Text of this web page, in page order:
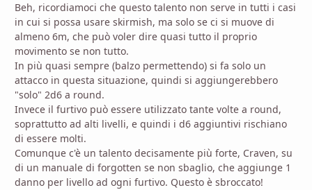
Beh, ricordiamoci che questo talento non serve in tutti i casi
in cui si possa usare skirmish, ma solo se ci si muove di
almeno 6m, che può voler dire quasi tutto il proprio
movimento se non tutto.
In più quasi sempre (balzo permettendo) si fa solo un
attacco in questa situazione, quindi si aggiungerebbero
"solo" 2d6 a round.
Invece il furtivo può essere utilizzato tante volte a round,
soprattutto ad alti livelli, e quindi i d6 aggiuntivi rischiano
di essere molti.
Comunque c'è un talento decisamente più forte, Craven, su
di un manuale di forgotten se non sbaglio, che aggiunge 1
danno per livello ad ogni furtivo. Questo è sbroccato!